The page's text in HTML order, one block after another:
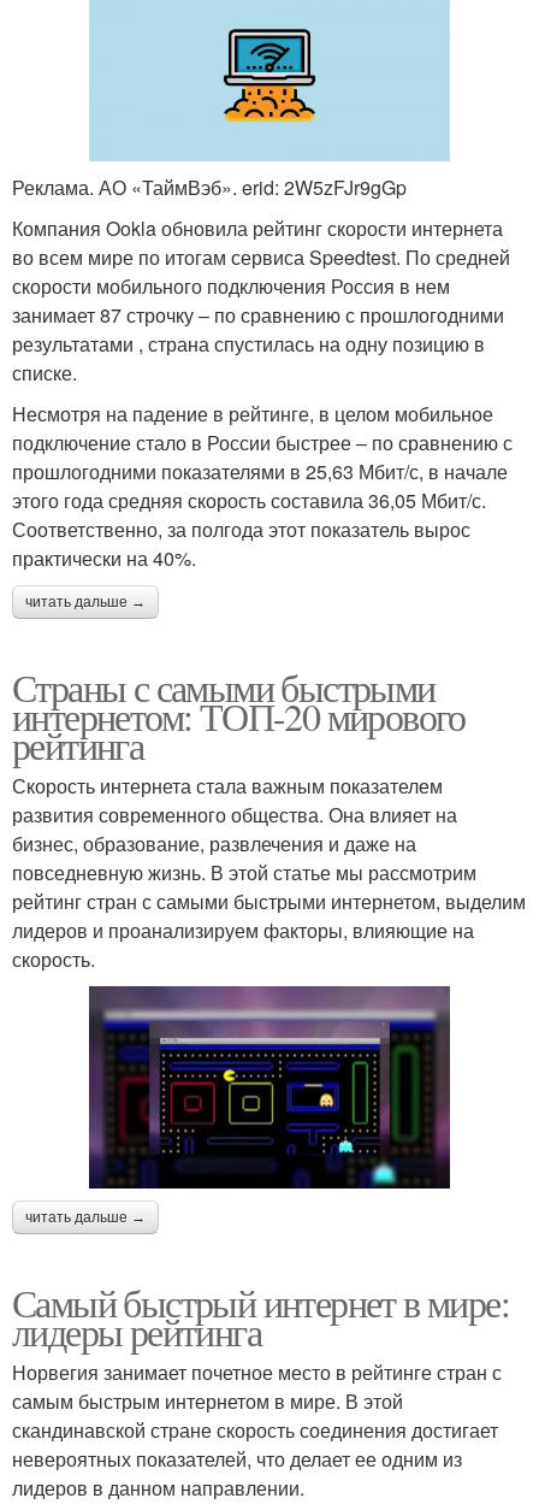
Реклама. АО «ТаймВэб». erid: 2W5zFJr9gGp
Компания Ookla обновила рейтинг скорости интернета
во всем мире по итогам сервиса Speedtest. По средней
скорости мобильного подключения Россия в нем
занимает 87 строчку – по сравнению с прошлогодними
результатами , страна спустилась на одну позицию в
списке.
Несмотря на падение в рейтинге, в целом мобильное
подключение стало в России быстрее – по сравнению с
прошлогодними показателями в 25,63 Мбит/с, в начале
этого года средняя скорость составила 36,05 Мбит/с.
Соответственно, за полгода этот показатель вырос
практически на 40%.
читать дальше →
Страны с самыми быстрыми
интернетом: ТОП-20 мирового
рейтинга
Скорость интернета стала важным показателем
развития современного общества. Она влияет на
бизнес, образование, развлечения и даже на
повседневную жизнь. В этой статье мы рассмотрим
рейтинг стран с самыми быстрыми интернетом, выделим
лидеров и проанализируем факторы, влияющие на
скорость.
читать дальше →
Самый быстрый интернет в мире:
лидеры рейтинга
Норвегия занимает почетное место в рейтинге стран с
самым быстрым интернетом в мире. В этой
скандинавской стране скорость соединения достигает
невероятных показателей, что делает ее одним из
лидеров в данном направлении.